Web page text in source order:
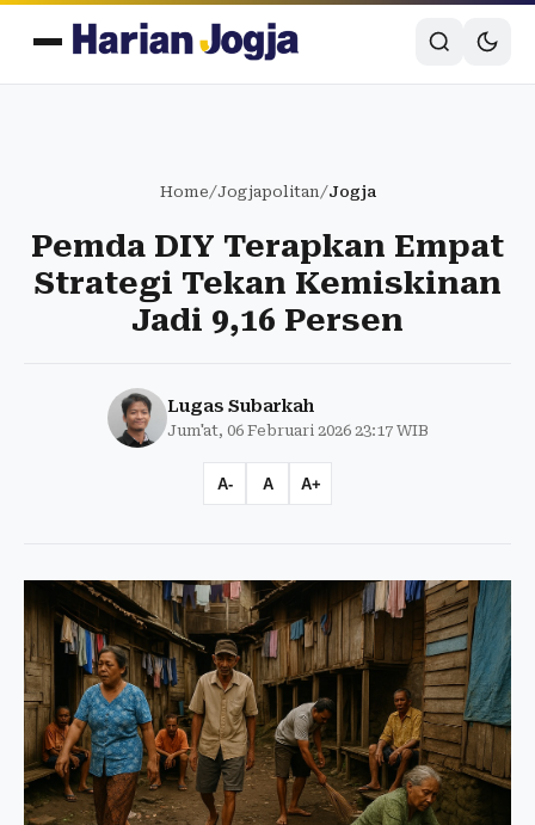
Home/Jogjapolitan/Jogja
Pemda DIY Terapkan Empat
Strategi Tekan Kemiskinan
Jadi 9,16 Persen
Lugas Subarkah
Jum'at, 06 Februari 2026 23:17 WIB
A- A A+